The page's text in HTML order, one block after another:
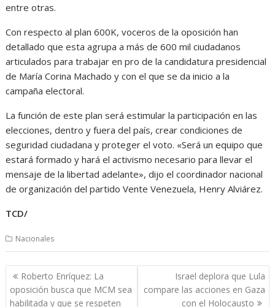
entre otras.
Con respecto al plan 600K, voceros de la oposición han
detallado que esta agrupa a más de 600 mil ciudadanos
articulados para trabajar en pro de la candidatura presidencial
de María Corina Machado y con el que se da inicio a la
campaña electoral.
La función de este plan será estimular la participación en las
elecciones, dentro y fuera del país, crear condiciones de
seguridad ciudadana y proteger el voto. «Será un equipo que
estará formado y hará el activismo necesario para llevar el
mensaje de la libertad adelante», dijo el coordinador nacional
de organización del partido Vente Venezuela, Henry Alviárez.
TCD/
Nacionales
Navegación
de
Roberto Enríquez: La
oposición busca que MCM sea
habilitada y que se respeten
Israel deplora que Lula
compare las acciones en Gaza
con el Holocausto